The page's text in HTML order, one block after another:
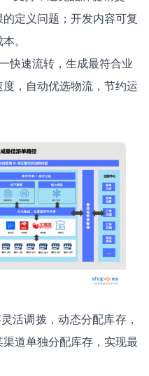
定义问题；开发内容可复
。
快速流转，生成最符合业
，自动优选物流，节约运
活调拨，动态分配库存，
道单独分配库存，实现最